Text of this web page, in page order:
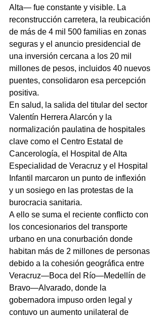
Alta— fue constante y visible. La
reconstrucción carretera, la reubicación
de más de 4 mil 500 familias en zonas
seguras y el anuncio presidencial de
una inversión cercana a los 20 mil
millones de pesos, incluidos 40 nuevos
puentes, consolidaron esa percepción
positiva.
En salud, la salida del titular del sector
Valentín Herrera Alarcón y la
normalización paulatina de hospitales
clave como el Centro Estatal de
Cancerología, el Hospital de Alta
Especialidad de Veracruz y el Hospital
Infantil marcaron un punto de inflexión
y un sosiego en las protestas de la
burocracia sanitaria.
A ello se suma el reciente conflicto con
los concesionarios del transporte
urbano en una conurbación donde
habitan más de 2 millones de personas
debido a la cohesión geográfica entre
Veracruz—Boca del Río—Medellín de
Bravo—Alvarado, donde la
gobernadora impuso orden legal y
contuvo un aumento unilateral de